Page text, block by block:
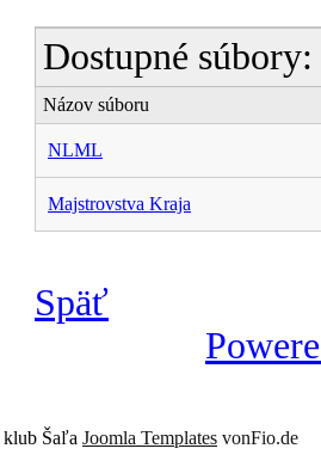
Dostupné súbory:
Názov súboru
NLML
Majstrovstva Kraja
Späť
Šaľa Joomla Templates vonFio.de